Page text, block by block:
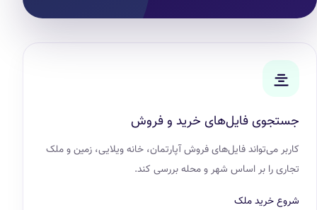
جستجوی فایل‌های خرید و فروش
کاربر می‌تواند فایل‌های فروش آپارتمان، خانه ویلایی، زمین و ملک
تجاری را بر اساس شهر و محله بررسی کند.
شروع خرید ملک